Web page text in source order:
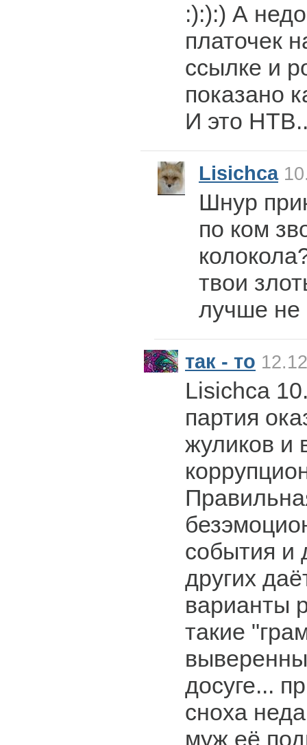
:):):) А
платочек
ссылке и
показано
И это
Lisichca
Шнур
по ком
твои
лучше не
так - то
Lisichca
партия
жуликов и
события и
других
варианты
такие
досуге...
сноха
муж её